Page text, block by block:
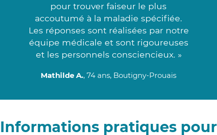
pour trouver faiseur le plus
accoutumé à la maladie spécifiée.
Les réponses sont réalisées par notre
équipe médicale et sont rigoureuses
et les personnels consciencieux. »
Mathilde A., 74 ans, Boutigny-Prouais
Informations pratiques pour